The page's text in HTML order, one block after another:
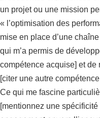
un projet ou une mission
« l’optimisation des
mise en place d’une
qui m’a permis de
compétence acquise] et de
[citer une autre
Ce qui me fascine
[mentionnez une